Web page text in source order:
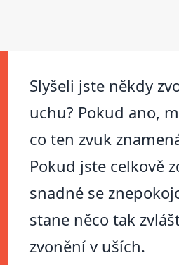
Slyšeli jste někdy
uchu? Pokud ano,
co ten zvuk
Pokud jste celkově
snadné se
stane něco tak
zvonění v uších.